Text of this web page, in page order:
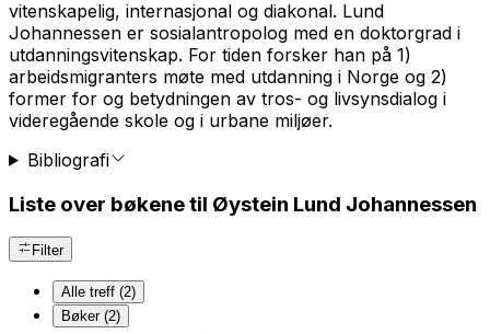
vitenskapelig, internasjonal og diakonal. Lund
Johannessen er sosialantropolog med en doktorgrad i
utdanningsvitenskap. For tiden forsker han på 1)
arbeidsmigranters møte med utdanning i Norge og 2)
former for og betydningen av tros- og livsynsdialog i
videregående skole og i urbane miljøer.
Bibliografi
Liste over bøkene til Øystein Lund Johannessen
Filter
Alle treff (2)
Bøker (2)